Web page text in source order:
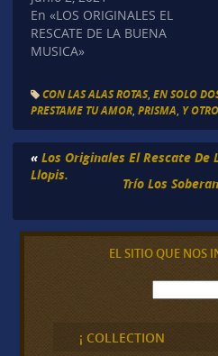
En «LOS ORIGINALES EL
RESCATE DE LA BUENA
MUSICA»
CON LAS ALAS ROTAS, EN SOLO
PRESTAME TU AMOR, PRISMA Y
« Los Originales El Rescate De
Llopis.
Trío Los
EL SITIO QUE NOS
B
u
c
a
¡ COLLECTION